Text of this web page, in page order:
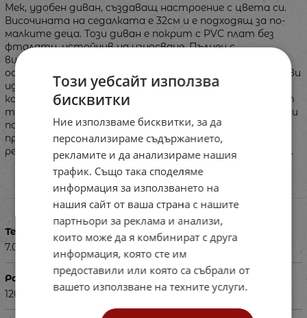
Мек, удобен диван, създаващ настроение с цвета си.
Височината на седалката е 32см и е подходящ за по-
малките деца. Този диван е покрит с PVC плат без
фталати, устойчив на износване. Пълнен с
високоеластична полиуретанова пяна, диванът
осигурява адекватна опора и комфорт, което го прави
идеалното място за релакс. Стабилната му
конструкция и неплъзгащото се дъно, изработено от
текстуриран PVC плат, повишават безопасността и
позволяват лесно движение и регулиране на
пространството. Идеален за създаване на зони за
релакс в образователни или терапевтични заведения.
Характеристики
Тегло в кг
7.000
Размери в см
120х52х60
Този уебсайт използва
бисквитки
Ние използваме бисквитки, за да
персонализираме съдържанието,
рекламите и да анализираме нашия
трафик. Също така споделяме
информация за използването на
нашия сайт от ваша страна с нашите
партньори за реклама и анализи,
които може да я комбинират с друга
информация, която сте им
предоставили или която са събрали от
вашето използване на техните услуги.